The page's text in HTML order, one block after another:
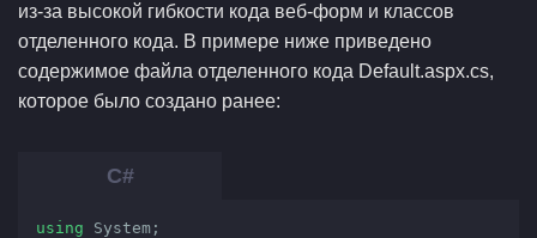
из-за высокой гибкости кода веб-форм и классов
отделенного кода. В примере ниже приведено
содержимое файла отделенного кода Default.aspx.cs,
которое было создано ранее:
using